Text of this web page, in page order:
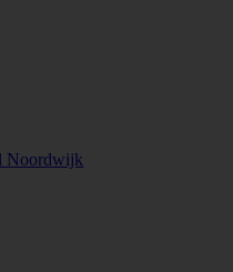
Noordwijk